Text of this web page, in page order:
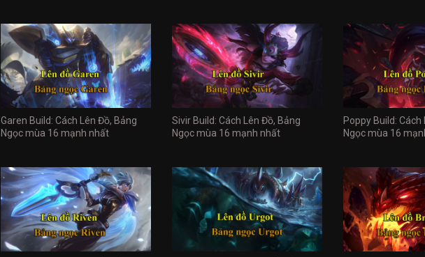
Garen Build: Cách Lên Đồ, Bảng
Ngọc mùa 16 mạnh nhất
Sivir Build: Cách Lên Đồ, Bảng
Ngọc mùa 16 mạnh nhất
Poppy Build: Cách
Ngọc mùa 16